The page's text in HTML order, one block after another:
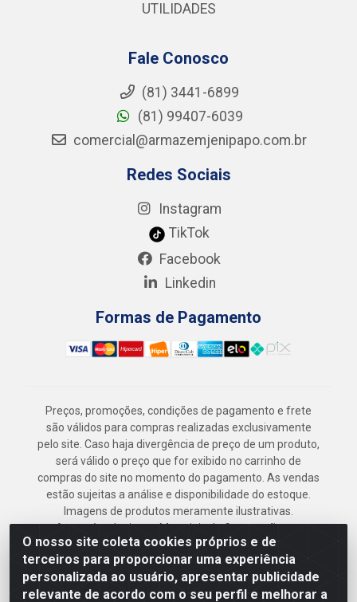
O nosso site coleta cookies próprios e de
terceiros para proporcionar uma experiência
personalizada ao usuário, apresentar publicidade
relevante de acordo com o seu perfil e melhorar a
UTILIDADES
Fale Conosco
(81) 3441-6899
(81) 99407-6039
comercial@armazemjenipapo.com.br
Redes Sociais
Instagram
TikTok
Facebook
Linkedin
Formas de Pagamento
Preços, promoções, condições de pagamento e frete
são válidos para compras realizadas exclusivamente
pelo site. Caso haja divergência de preço de um produto,
será válido o preço que for exibido no carrinho de
compras do site no momento do pagamento. As vendas
estão sujeitas a análise e disponibilidade do estoque.
Imagens de produtos meramente ilustrativas.
Armazém Jenipapo Materiais de Construção em
Geral LTDA - Rua das Flores, 2691 - Guabiraba,
Recife/PE - CEP 52.291-630 - CNPJ
41.097.379/0001-